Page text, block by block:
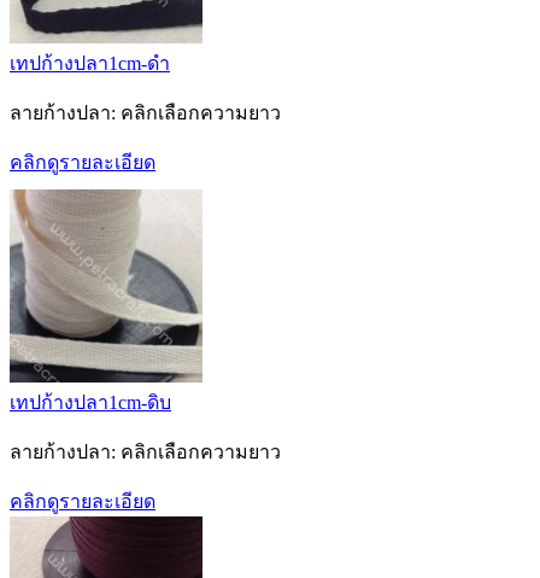
เทปก้างปลา1cm-ดำ
ลายก้างปลา: คลิกเลือกความยาว
คลิกดูรายละเอียด
เทปก้างปลา1cm-ดิบ
ลายก้างปลา: คลิกเลือกความยาว
คลิกดูรายละเอียด